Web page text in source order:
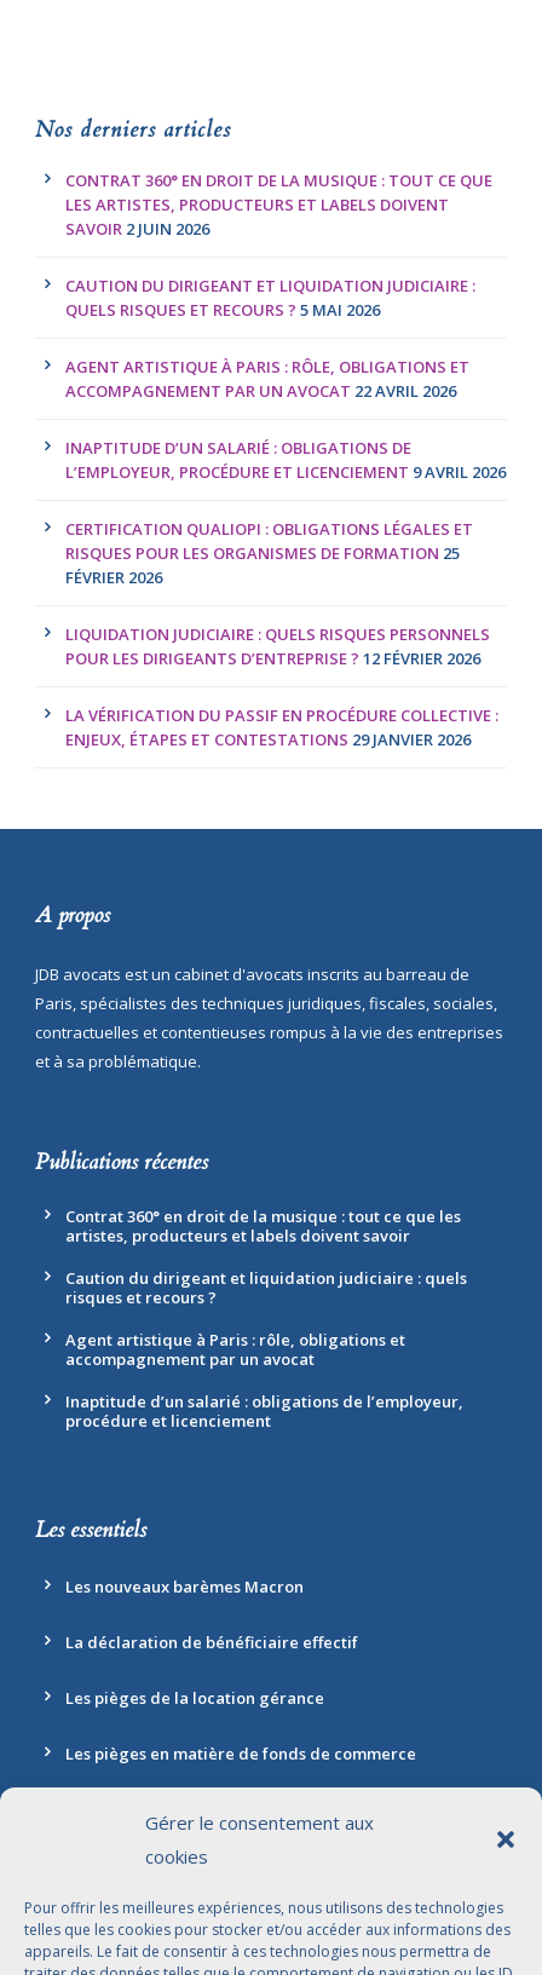
Gérer le consentement aux
cookies
Pour offrir les meilleures expériences, nous utilisons des technologies
telles que les cookies pour stocker et/ou accéder aux informations des
appareils. Le fait de consentir à ces technologies nous permettra de
Nos derniers articles
CONTRAT 360° EN DROIT DE LA MUSIQUE : TOUT CE QUE
LES ARTISTES, PRODUCTEURS ET LABELS DOIVENT
SAVOIR 2 JUIN 2026
CAUTION DU DIRIGEANT ET LIQUIDATION JUDICIAIRE :
QUELS RISQUES ET RECOURS ? 5 MAI 2026
AGENT ARTISTIQUE À PARIS : RÔLE, OBLIGATIONS ET
ACCOMPAGNEMENT PAR UN AVOCAT 22 AVRIL 2026
INAPTITUDE D’UN SALARIÉ : OBLIGATIONS DE
L’EMPLOYEUR, PROCÉDURE ET LICENCIEMENT 9 AVRIL 2026
CERTIFICATION QUALIOPI : OBLIGATIONS LÉGALES ET
RISQUES POUR LES ORGANISMES DE FORMATION 25
FÉVRIER 2026
LIQUIDATION JUDICIAIRE : QUELS RISQUES PERSONNELS
POUR LES DIRIGEANTS D’ENTREPRISE ? 12 FÉVRIER 2026
LA VÉRIFICATION DU PASSIF EN PROCÉDURE COLLECTIVE :
ENJEUX, ÉTAPES ET CONTESTATIONS 29 JANVIER 2026
A propos
JDB avocats est un cabinet d'avocats inscrits au barreau de
Paris, spécialistes des techniques juridiques, fiscales, sociales,
contractuelles et contentieuses rompus à la vie des entreprises
et à sa problématique.
Publications récentes
Contrat 360° en droit de la musique : tout ce que les
artistes, producteurs et labels doivent savoir
Caution du dirigeant et liquidation judiciaire : quels
risques et recours ?
Agent artistique à Paris : rôle, obligations et
accompagnement par un avocat
Inaptitude d’un salarié : obligations de l’employeur,
procédure et licenciement
Les essentiels
Les nouveaux barèmes Macron
La déclaration de bénéficiaire effectif
Les pièges de la location gérance
Les pièges en matière de fonds de commerce
Adresse: 30 rue Marbeuf, 75008 Paris
01 42 56 96 96